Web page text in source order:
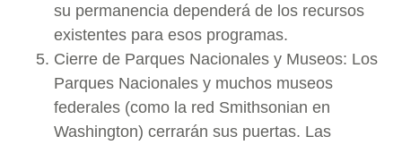
su permanencia dependerá de los recursos
existentes para esos programas.
Cierre de Parques Nacionales y Museos: Los
Parques Nacionales y muchos museos
federales (como la red Smithsonian en
Washington) cerrarán sus puertas. Las